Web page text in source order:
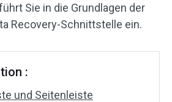
Sie in die Grundlagen der
Recovery-Schnittstelle ein.
:
und Seitenleiste